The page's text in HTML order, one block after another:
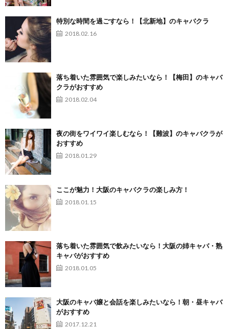
特別な時間を過ごすなら！【北新地】のキャバクラ
2018.02.16
落ち着いた雰囲気で楽しみたいなら！【梅田】のキャバ
クラがおすすめ
2018.02.04
夜の街をワイワイ楽しむなら！【難波】のキャバクラが
おすすめ
2018.01.29
ここが魅力！大阪のキャバクラの楽しみ方！
2018.01.15
落ち着いた雰囲気で飲みたいなら！大阪の姉キャバ・熟
キャバがおすすめ
2018.01.05
大阪のキャバ嬢と会話を楽しみたいなら！朝・昼キャバ
がおすすめ
2017.12.21